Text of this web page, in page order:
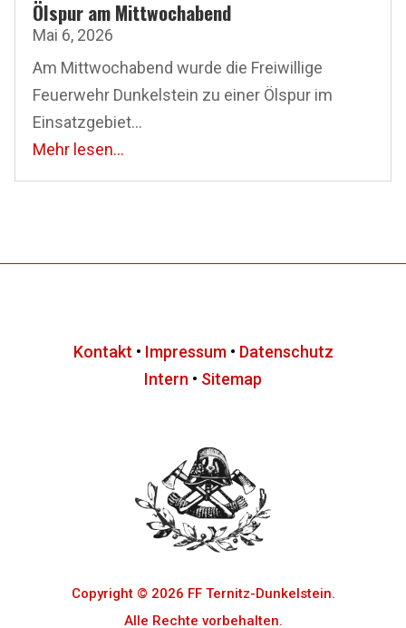
Ölspur am Mittwochabend
Mai 6, 2026
Am Mittwochabend wurde die Freiwillige
Feuerwehr Dunkelstein zu einer Ölspur im
Einsatzgebiet...
Mehr lesen...
Kontakt • Impressum • Datenschutz
Intern • Sitemap
Copyright © 2026 FF Ternitz-Dunkelstein.
Alle Rechte vorbehalten.